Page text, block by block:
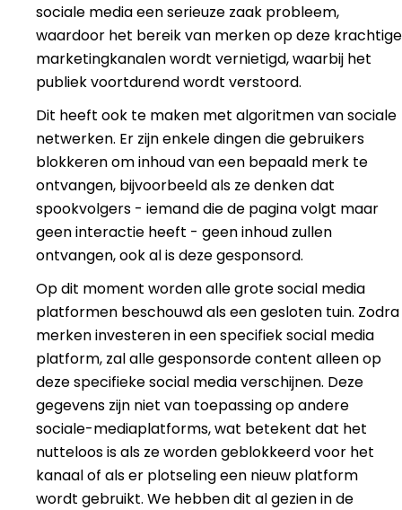
sociale media een serieuze zaak probleem,
waardoor het bereik van merken op deze krachtige
marketingkanalen wordt vernietigd, waarbij het
publiek voortdurend wordt verstoord.
Dit heeft ook te maken met algoritmen van sociale
netwerken. Er zijn enkele dingen die gebruikers
blokkeren om inhoud van een bepaald merk te
ontvangen, bijvoorbeeld als ze denken dat
spookvolgers - iemand die de pagina volgt maar
geen interactie heeft - geen inhoud zullen
ontvangen, ook al is deze gesponsord.
Op dit moment worden alle grote social media
platformen beschouwd als een gesloten tuin. Zodra
merken investeren in een specifiek social media
platform, zal alle gesponsorde content alleen op
deze specifieke social media verschijnen. Deze
gegevens zijn niet van toepassing op andere
sociale-mediaplatforms, wat betekent dat het
nutteloos is als ze worden geblokkeerd voor het
kanaal of als er plotseling een nieuw platform
wordt gebruikt. We hebben dit al gezien in de